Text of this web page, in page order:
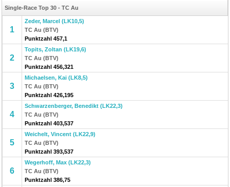
Single-Race Top 30 - TC Au
1
Zeder, Marcel (LK10,5)
TC Au (BTV)
Punktzahl 457,1
2
Topits, Zoltan (LK19,6)
TC Au (BTV)
Punktzahl 456,321
3
Michaelsen, Kai (LK8,5)
TC Au (BTV)
Punktzahl 426,195
4
Schwarzenberger, Benedikt (LK22,3)
TC Au (BTV)
Punktzahl 403,537
5
Weichelt, Vincent (LK22,9)
TC Au (BTV)
Punktzahl 393,537
6
Wegerhoff, Max (LK22,3)
TC Au (BTV)
Punktzahl 386,75